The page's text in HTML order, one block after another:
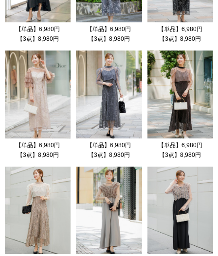
【単品】6,980円
【3点】8,980円
【単品】6,980円
【3点】8,980円
【単品】6,980円
【3点】8,980円
【単品】6,980円
【3点】8,980円
【単品】6,980円
【3点】8,980円
【単品】6,980円
【3点】8,980円